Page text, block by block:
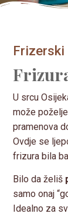
Frizerski
U srcu
može
pramenova
Ovdje se
frizura bila
Bilo da želiš
samo onaj
Idealno za